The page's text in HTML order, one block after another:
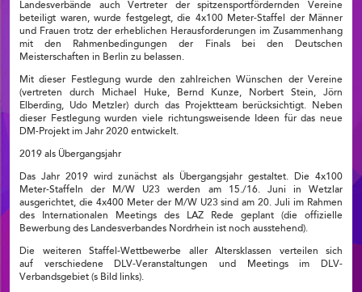
Landesverbände auch Vertreter der spitzensportfördernden Vereine
beteiligt waren, wurde festgelegt, die 4x100 Meter-Staffel der Männer
und Frauen trotz der erheblichen Herausforderungen im Zusammenhang
mit den Rahmenbedingungen der Finals bei den Deutschen
Meisterschaften in Berlin zu belassen.
Mit dieser Festlegung wurde den zahlreichen Wünschen der Vereine
(vertreten durch Michael Huke, Bernd Kunze, Norbert Stein, Jörn
Elberding, Udo Metzler) durch das Projektteam berücksichtigt. Neben
dieser Festlegung wurden viele richtungsweisende Ideen für das neue
DM-Projekt im Jahr 2020 entwickelt.
2019 als Übergangsjahr
Das Jahr 2019 wird zunächst als Übergangsjahr gestaltet. Die 4x100
Meter-Staffeln der M/W U23 werden am 15./16. Juni in Wetzlar
ausgerichtet, die 4x400 Meter der M/W U23 sind am 20. Juli im Rahmen
des Internationalen Meetings des LAZ Rede geplant (die offizielle
Bewerbung des Landesverbandes Nordrhein ist noch ausstehend).
Die weiteren Staffel-Wettbewerbe aller Altersklassen verteilen sich
auf verschiedene DLV-Veranstaltungen und Meetings im DLV-
Verbandsgebiet (s Bild links).